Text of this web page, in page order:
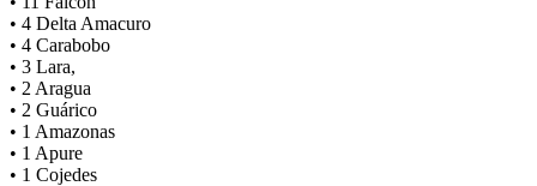
• 4 Delta Amacuro
• 4 Carabobo
• 3 Lara,
• 2 Aragua
• 2 Guárico
• 1 Amazonas
• 1 Apure
• 1 Cojedes